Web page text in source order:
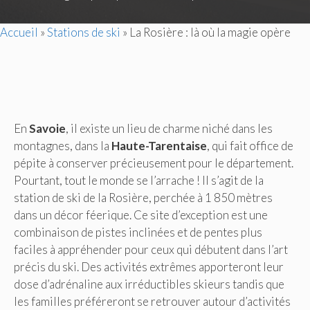
Accueil »Stations de ski » La Rosière : là où la magie opère
EnSavoie, il existe un lieu de charme niché dans les
montagnes, dans la Haute-Tarentaise, qui fait office de
pépite à conserver précieusement pour le département.
Pourtant, tout le monde se l’arrache ! Il s’agit de la
station de ski de la Rosière, perchée à 1 850 mètres
dans un décor féerique. Ce site d’exception est une
combinaison de pistes inclinées et de pentes plus
faciles à appréhender pour ceux qui débutent dans l’art
précis du ski. Des activités extrêmes apporteront leur
dose d’adrénaline aux irréductibles skieurs tandis que
les familles préféreront se retrouver autour d’activités